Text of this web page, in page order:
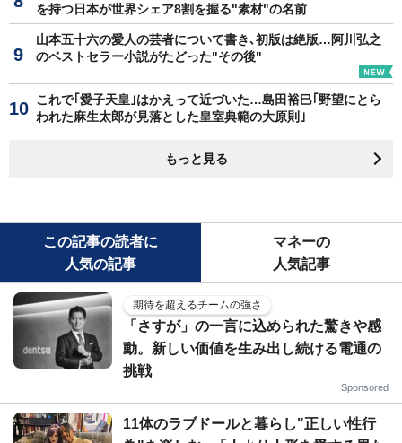
を持つ日本が世界シェア8割を握る"素材"の名前
山本五十六の愛人の芸者について書き､初版は絶版…阿川弘之
のベストセラー小説がたどった"その後"
これで｢愛子天皇｣はかえって近づいた…島田裕巳｢野望にとら
われた麻生太郎が見落とした皇室典範の大原則｣
もっと見る
この記事の読者に
人気の記事
マネーの
人気記事
期待を超えるチームの強さ
「さすが」の一言に込められた驚きや感
動。新しい価値を生み出し続ける電通の
挑戦
Sponsored
11体のラブドールと暮らし"正しい性行